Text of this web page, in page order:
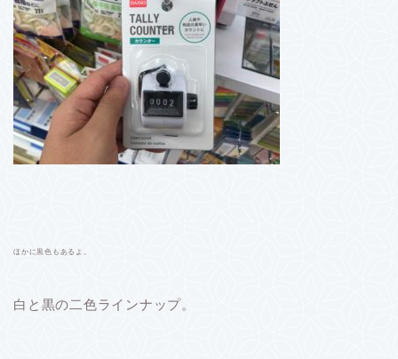
ほかに黒色もあるよ。
白と黒の二色ラインナップ。